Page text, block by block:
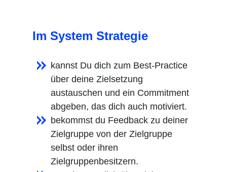
Im System Strategie
kannst Du dich zum Best-Practice
über deine Zielsetzung
austauschen und ein Commitment
abgeben, das dich auch motiviert.
bekommst du Feedback zu deiner
Zielgruppe von der Zielgruppe
selbst oder ihren
Zielgruppenbesitzern.